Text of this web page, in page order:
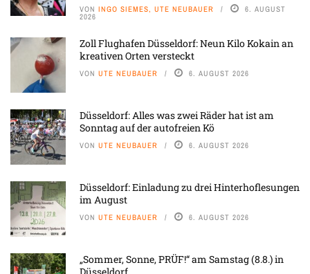
VON INGO SIEMES, UTE NEUBAUER 6. AUGUST
2026
Zoll Flughafen Düsseldorf: Neun Kilo Kokain an
kreativen Orten versteckt
VON UTE NEUBAUER 6. AUGUST 2026
Düsseldorf: Alles was zwei Räder hat ist am
Sonntag auf der autofreien Kö
VON UTE NEUBAUER 6. AUGUST 2026
Düsseldorf: Einladung zu drei Hinterhoflesungen
im August
VON UTE NEUBAUER 6. AUGUST 2026
„Sommer, Sonne, PRÜF!“ am Samstag (8.8.) in
Düsseldorf